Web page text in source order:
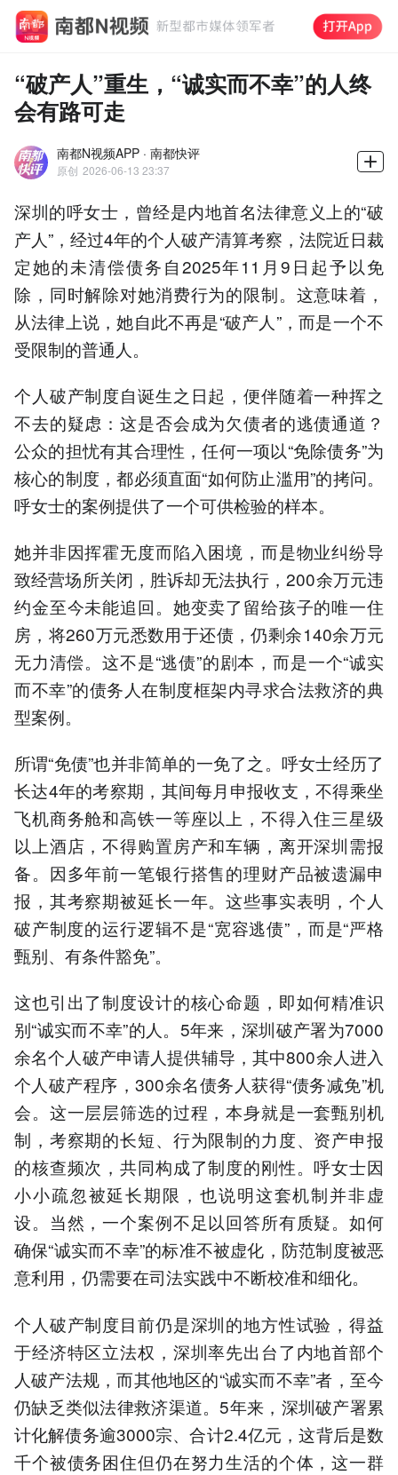
“破产人”重生，“诚实而不幸”的人终
会有路可走
南都N视频APP · 南都快评
原创 2026-06-13 23:37
深圳的呼女士，曾经是内地首名法律意义上的“破
产人”，经过4年的个人破产清算考察，法院近日裁
定她的未清偿债务自2025年11月9日起予以免
除，同时解除对她消费行为的限制。这意味着，
从法律上说，她自此不再是“破产人”，而是一个不
受限制的普通人。
个人破产制度自诞生之日起，便伴随着一种挥之
不去的疑虑：这是否会成为欠债者的逃债通道？
公众的担忧有其合理性，任何一项以“免除债务”为
核心的制度，都必须直面“如何防止滥用”的拷问。
呼女士的案例提供了一个可供检验的样本。
她并非因挥霍无度而陷入困境，而是物业纠纷导
致经营场所关闭，胜诉却无法执行，200余万元违
约金至今未能追回。她变卖了留给孩子的唯一住
房，将260万元悉数用于还债，仍剩余140余万元
无力清偿。这不是“逃债”的剧本，而是一个“诚实
而不幸”的债务人在制度框架内寻求合法救济的典
型案例。
所谓“免债”也并非简单的一免了之。呼女士经历了
长达4年的考察期，其间每月申报收支，不得乘坐
飞机商务舱和高铁一等座以上，不得入住三星级
以上酒店，不得购置房产和车辆，离开深圳需报
备。因多年前一笔银行搭售的理财产品被遗漏申
报，其考察期被延长一年。这些事实表明，个人
破产制度的运行逻辑不是“宽容逃债”，而是“严格
甄别、有条件豁免”。
这也引出了制度设计的核心命题，即如何精准识
别“诚实而不幸”的人。5年来，深圳破产署为7000
余名个人破产申请人提供辅导，其中800余人进入
个人破产程序，300余名债务人获得“债务减免”机
会。这一层层筛选的过程，本身就是一套甄别机
制，考察期的长短、行为限制的力度、资产申报
的核查频次，共同构成了制度的刚性。呼女士因
小小疏忽被延长期限，也说明这套机制并非虚
设。当然，一个案例不足以回答所有质疑。如何
确保“诚实而不幸”的标准不被虚化，防范制度被恶
意利用，仍需要在司法实践中不断校准和细化。
个人破产制度目前仍是深圳的地方性试验，得益
于经济特区立法权，深圳率先出台了内地首部个
人破产法规，而其他地区的“诚实而不幸”者，至今
仍缺乏类似法律救济渠道。5年来，深圳破产署累
计化解债务逾3000宗、合计2.4亿元，这背后是数
千个被债务困住但仍在努力生活的个体，这一群